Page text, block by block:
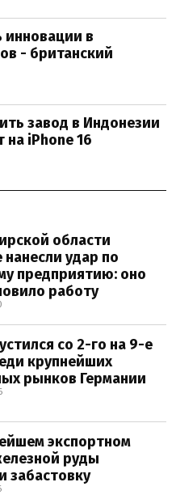
в
- британский
завод в Индонезии
на iPhone 16
области
нанесли удар по
предприятию: оно
работу
со 2-го на 9-е
крупнейших
рынков Германии
экспортном
руды
забастовку